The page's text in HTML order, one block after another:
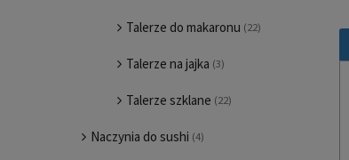
Talerze do makaronu (22)
Talerze na jajka (3)
Talerze szklane (22)
Naczynia do sushi (4)